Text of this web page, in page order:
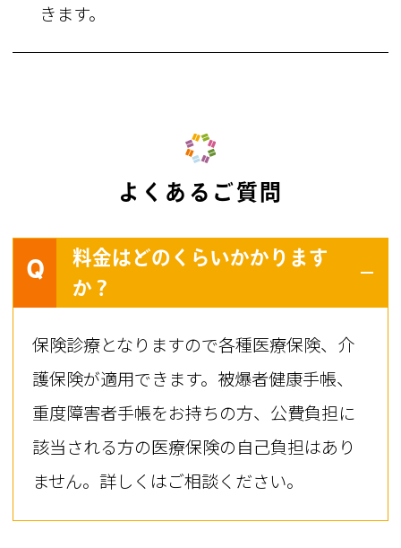
きます。
よくあるご質問
Q
料金はどのくらいかかります
か？
保険診療となりますので各種医療保険、介
護保険が適用できます。被爆者健康手帳、
重度障害者手帳をお持ちの方、公費負担に
該当される方の医療保険の自己負担はあり
ません。詳しくはご相談ください。